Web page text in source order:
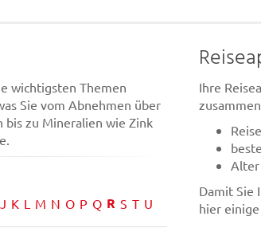
wichtigsten Themen
Sie vom Abnehmen über
bis zu Mineralien wie Zink
J K L M N O P Q R S T U
Ihre
Alter
Damit Sie
hier